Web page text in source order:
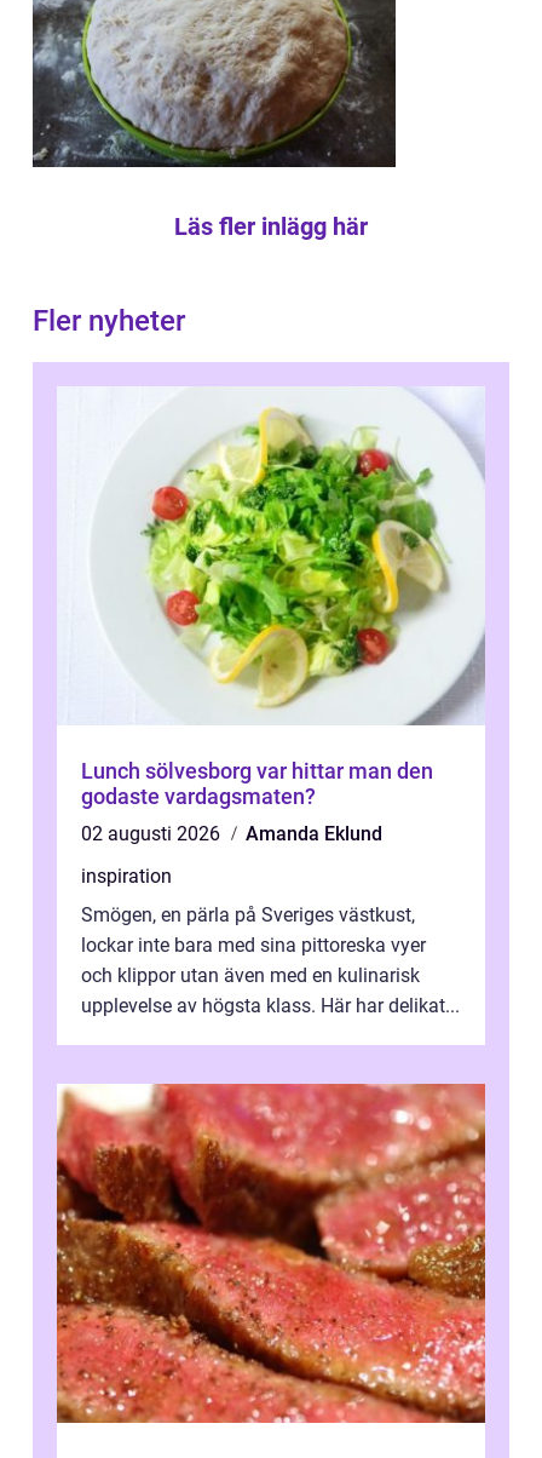
Läs fler inlägg här
Fler nyheter
Lunch sölvesborg var hittar man den
godaste vardagsmaten?
02 augusti 2026
Amanda Eklund
inspiration
Smögen, en pärla på Sveriges västkust,
lockar inte bara med sina pittoreska vyer
och klippor utan även med en kulinarisk
upplevelse av högsta klass. Här har delikat...